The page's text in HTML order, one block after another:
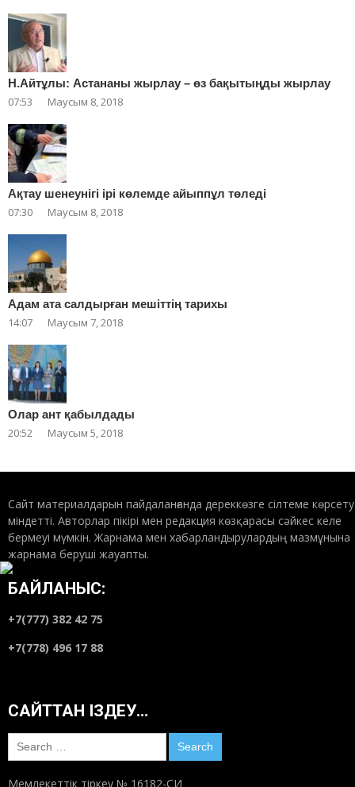
Н.Айтұлы: Астананы жырлау – өз бақытыңды жырлау
07:53 Маусым 8, 2018
Ақтау шенеунігі ірі көлемде айыппұл төледі
07:30 Маусым 8, 2018
Адам ата салдырған мешіттің тарихы
14:07 Маусым 7, 2018
Олар ант қабылдады
20:52 Маусым 5, 2018
Сайт материалдарын пайдаланғанда дереккөзге сілтеме көрсету
міндетті. Авторлар пікірі мен редакция көзқарасы сәйкес келе
бермеуі мүмкін. Жарнама мен хабарландырулардың мазмұнына
жарнама беруші жауапты.
БАЙЛАНЫС:
+7(777) 382 42 75
+7(778) 496 17 88
САЙТТАН ІЗДЕУ…
Search
for:
Мемлекеттік тіркеу № 16182-СИ